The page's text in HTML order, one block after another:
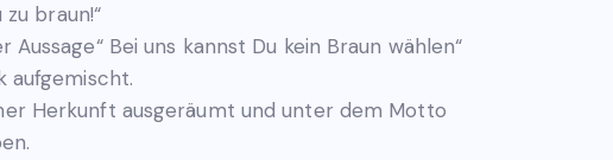
braun!“
Bei uns kannst Du kein Braun wählen“
aufgemischt.
Herkunft ausgeräumt und unter dem Motto